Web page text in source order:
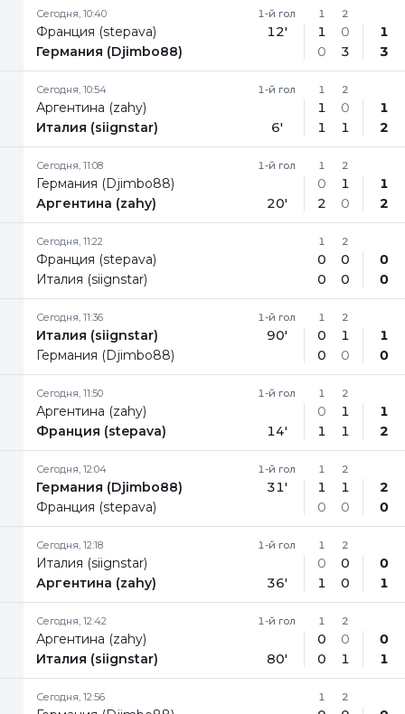
Сегодня, 10:40
Франция (stepava)
Германия (Djimbo88)
1-й гол
12'
1
1
0
2
0
3
1
3
Сегодня, 10:54
Аргентина (zahy)
Италия (siignstar)
1-й гол
6'
1
1
1
2
0
1
1
2
Сегодня, 11:08
Германия (Djimbo88)
Аргентина (zahy)
1-й гол
20'
1
0
2
2
1
0
1
2
Сегодня, 11:22
Франция (stepava)
Италия (siignstar)
1
0
0
2
0
0
0
0
Сегодня, 11:36
Италия (siignstar)
Германия (Djimbo88)
1-й гол
90'
1
0
0
2
1
0
1
0
Сегодня, 11:50
Аргентина (zahy)
Франция (stepava)
1-й гол
14'
1
0
1
2
1
1
1
2
Сегодня, 12:04
Германия (Djimbo88)
Франция (stepava)
1-й гол
31'
1
1
0
2
1
0
2
0
Сегодня, 12:18
Италия (siignstar)
Аргентина (zahy)
1-й гол
36'
1
0
1
2
0
0
0
1
Сегодня, 12:42
Аргентина (zahy)
Италия (siignstar)
1-й гол
80'
1
0
0
2
0
1
0
1
Сегодня, 12:56 1 2